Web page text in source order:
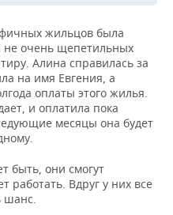
жильцов была
не очень щепетильных
Алина справилась за
на имя Евгения, а
оплаты этого жилья.
и оплатила пока
месяцы она будет
быть, они смогут
работать. Вдруг у них все
шанс.